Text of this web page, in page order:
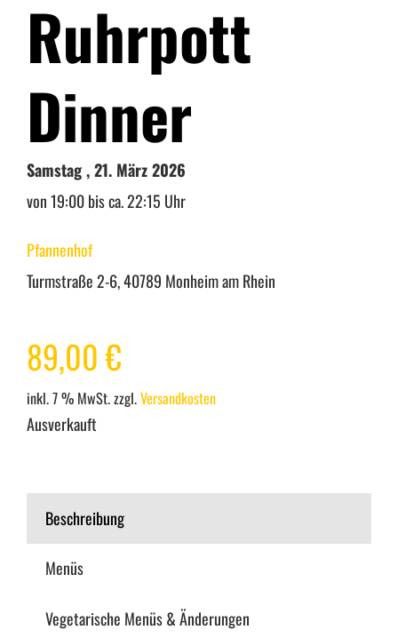
Warenkorb
Mein Konto
Ruhrpott
Dinner
Samstag , 21. März 2026
von 19:00 bis ca. 22:15 Uhr
Pfannenhof
Turmstraße 2-6, 40789 Monheim am Rhein
89,00€
inkl. 7 % MwSt.zzgl.Versandkosten
Ausverkauft
Beschreibung
Menüs
Vegetarische Menüs & Änderungen